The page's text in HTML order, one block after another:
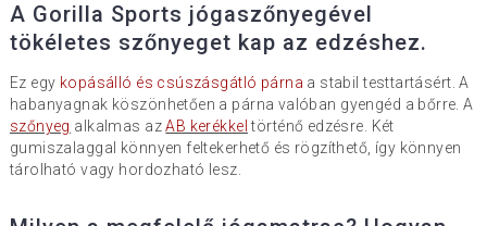
A Gorilla Sports jógaszőnyegével
tökéletes szőnyeget kap az edzéshez.
Ez egy kopásálló és csúszásgátló párna a stabil testtartásért. A
habanyagnak köszönhetően a párna valóban gyengéd a bőrre. A
szőnyeg alkalmas azAB kerékkel történő edzésre. Két
gumiszalaggal könnyen feltekerhető és rögzíthető, így könnyen
tárolható vagy hordozható lesz.